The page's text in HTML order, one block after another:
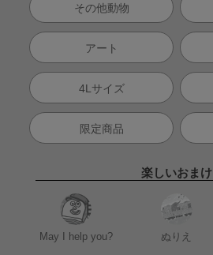
その他動物
アート
4Lサイズ
限定商品
楽しいおまけ
May I help you? ぬりえ